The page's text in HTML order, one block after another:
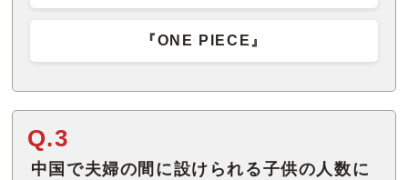
『ONE PIECE』
Q.3
中国で夫婦の間に設けられる子供の人数に